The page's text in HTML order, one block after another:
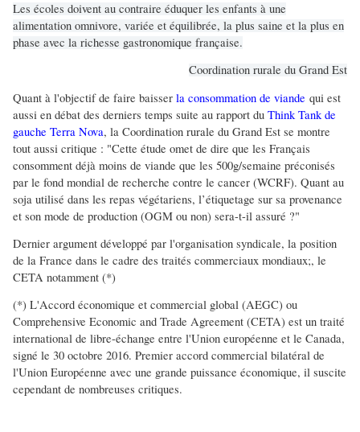
Les écoles doivent au contraire éduquer les enfants à une
alimentation omnivore, variée et équilibrée, la plus saine et la plus en
phase avec la richesse gastronomique française.
Coordination rurale du Grand Est
Quant à l'objectif de faire baisser la consommation de viande qui est
aussi en débat des derniers temps suite au rapport du Think Tank de
gauche Terra Nova, la Coordination rurale du Grand Est se montre
tout aussi critique : "Cette étude omet de dire que les Français
consomment déjà moins de viande que les 500g/semaine préconisés
par le fond mondial de recherche contre le cancer (WCRF). Quant au
soja utilisé dans les repas végétariens, l’étiquetage sur sa provenance
et son mode de production (OGM ou non) sera-t-il assuré ?"
Dernier argument développé par l'organisation syndicale, la position
de la France dans le cadre des traités commerciaux mondiaux;, le
CETA notamment (*)
(*) L'Accord économique et commercial global (AEGC) ou
Comprehensive Economic and Trade Agreement (CETA) est un traité
international de libre-échange entre l'Union européenne et le Canada,
signé le 30 octobre 2016. Premier accord commercial bilatéral de
l'Union Européenne avec une grande puissance économique, il suscite
cependant de nombreuses critiques.